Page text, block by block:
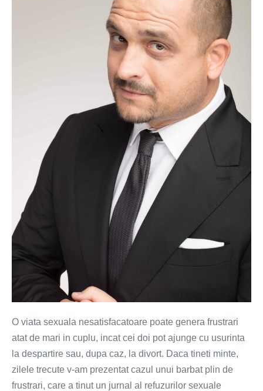
O viata sexuala nesatisfacatoare poate genera frustrari
atat de mari in cuplu, incat cei doi pot ajunge cu usurinta
la despartire sau, dupa caz, la divort. Daca tineti minte,
zilele trecute v-am prezentat cazul unui barbat plin de
frustrari, care a tinut un jurnal al refuzurilor sexuale